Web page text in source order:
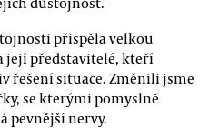
přispěla velkou
její představitelé, kteří
řešení situace. Změnili jsme
se kterými pomyslně
pevnější nervy.